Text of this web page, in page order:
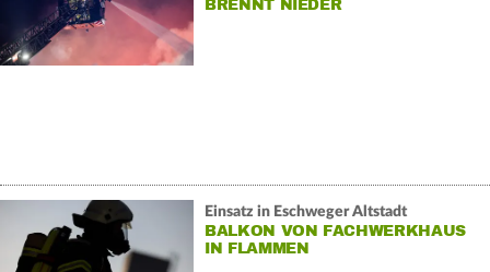
BRENNT NIEDER
Einsatz in Eschweger Altstadt
BALKON VON FACHWERKHAUS
IN FLAMMEN